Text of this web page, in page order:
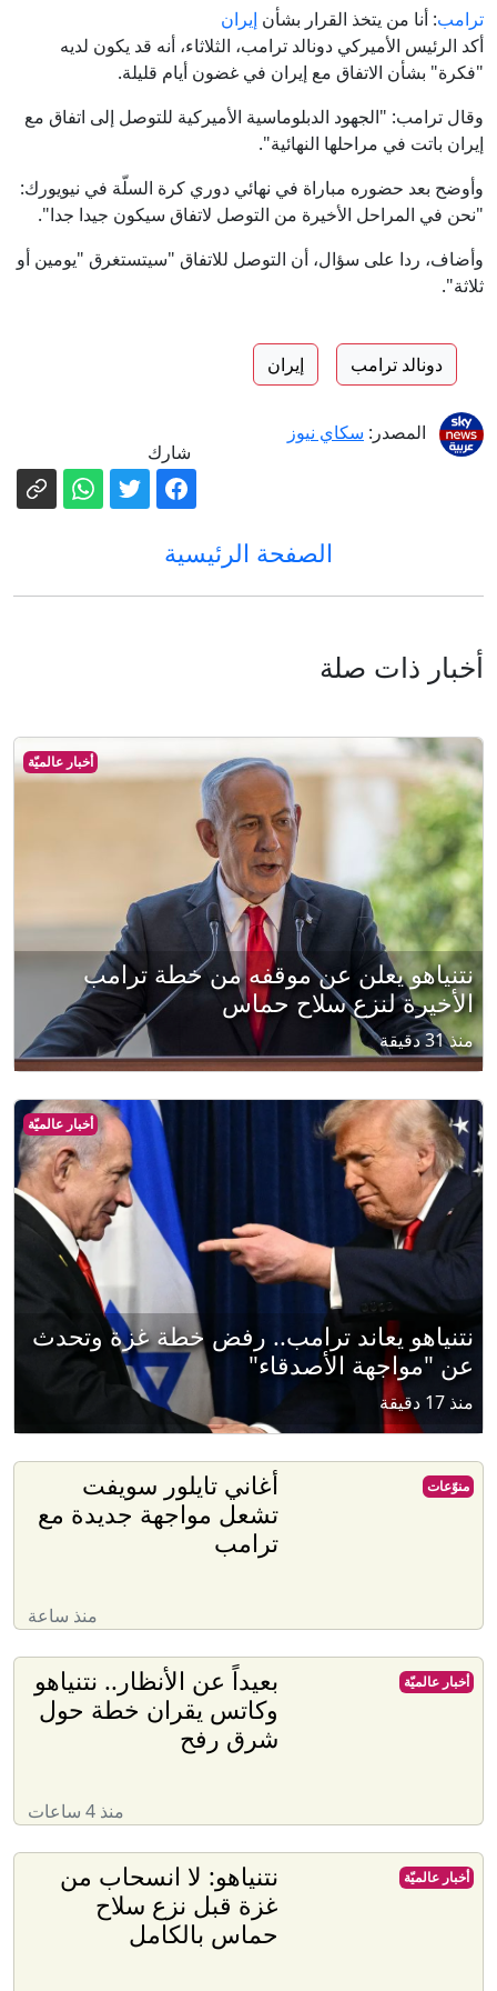
ترامب: أنا من يتخذ القرار بشأن إيران
أكد الرئيس الأميركي دونالد ترامب، الثلاثاء، أنه قد يكون لديه
"فكرة" بشأن الاتفاق مع إيران في غضون أيام قليلة.
وقال ترامب: "الجهود الدبلوماسية الأميركية للتوصل إلى اتفاق مع
إيران باتت في مراحلها النهائية".
وأوضح بعد حضوره مباراة في نهائي دوري كرة السلّة في نيويورك:
"نحن في المراحل الأخيرة من التوصل لاتفاق سيكون جيدا جدا".
وأضاف، ردا على سؤال، أن التوصل للاتفاق "سيتستغرق "يومين أو
ثلاثة".
دونالد ترامب إيران
المصدر: سكاي نيوز
شارك
الصفحة الرئيسية
أخبار ذات صلة
أخبار عالميّة
نتنياهو يعلن عن موقفه من خطة ترامب
الأخيرة لنزع سلاح حماس
منذ 31 دقيقة
أخبار عالميّة
نتنياهو يعاند ترامب.. رفض خطة غزة وتحدث
عن "مواجهة الأصدقاء"
منذ 17 دقيقة
أغاني تايلور سويفت
تشعل مواجهة جديدة مع
ترامب
منذ ساعة
منوّعات
بعيداً عن الأنظار.. نتنياهو
وكاتس يقران خطة حول
شرق رفح
منذ 4 ساعات
أخبار عالميّة
نتنياهو: لا انسحاب من
غزة قبل نزع سلاح
حماس بالكامل
أخبار عالميّة